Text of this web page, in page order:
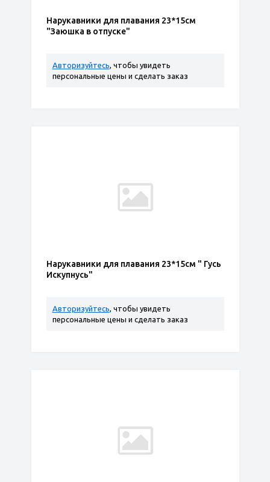
Нарукавники для плавания 23*15см
"Заюшка в отпуске"
Авторизуйтесь, чтобы увидеть
персональные цены и сделать заказ
Нарукавники для плавания 23*15см " Гусь
Искупнусь"
Авторизуйтесь, чтобы увидеть
персональные цены и сделать заказ